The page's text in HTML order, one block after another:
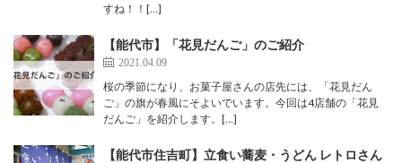
すね！！[…]
【能代市】「花見だんご」のご紹介
2021.04.09
桜の季節になり、お菓子屋さんの店先には、「花見だん
ご」の旗が春風にそよいでいます。今回は4店舗の「花見
だんご」を紹介します。[…]
【能代市住吉町】立食い蕎麦・うどん レトロさん